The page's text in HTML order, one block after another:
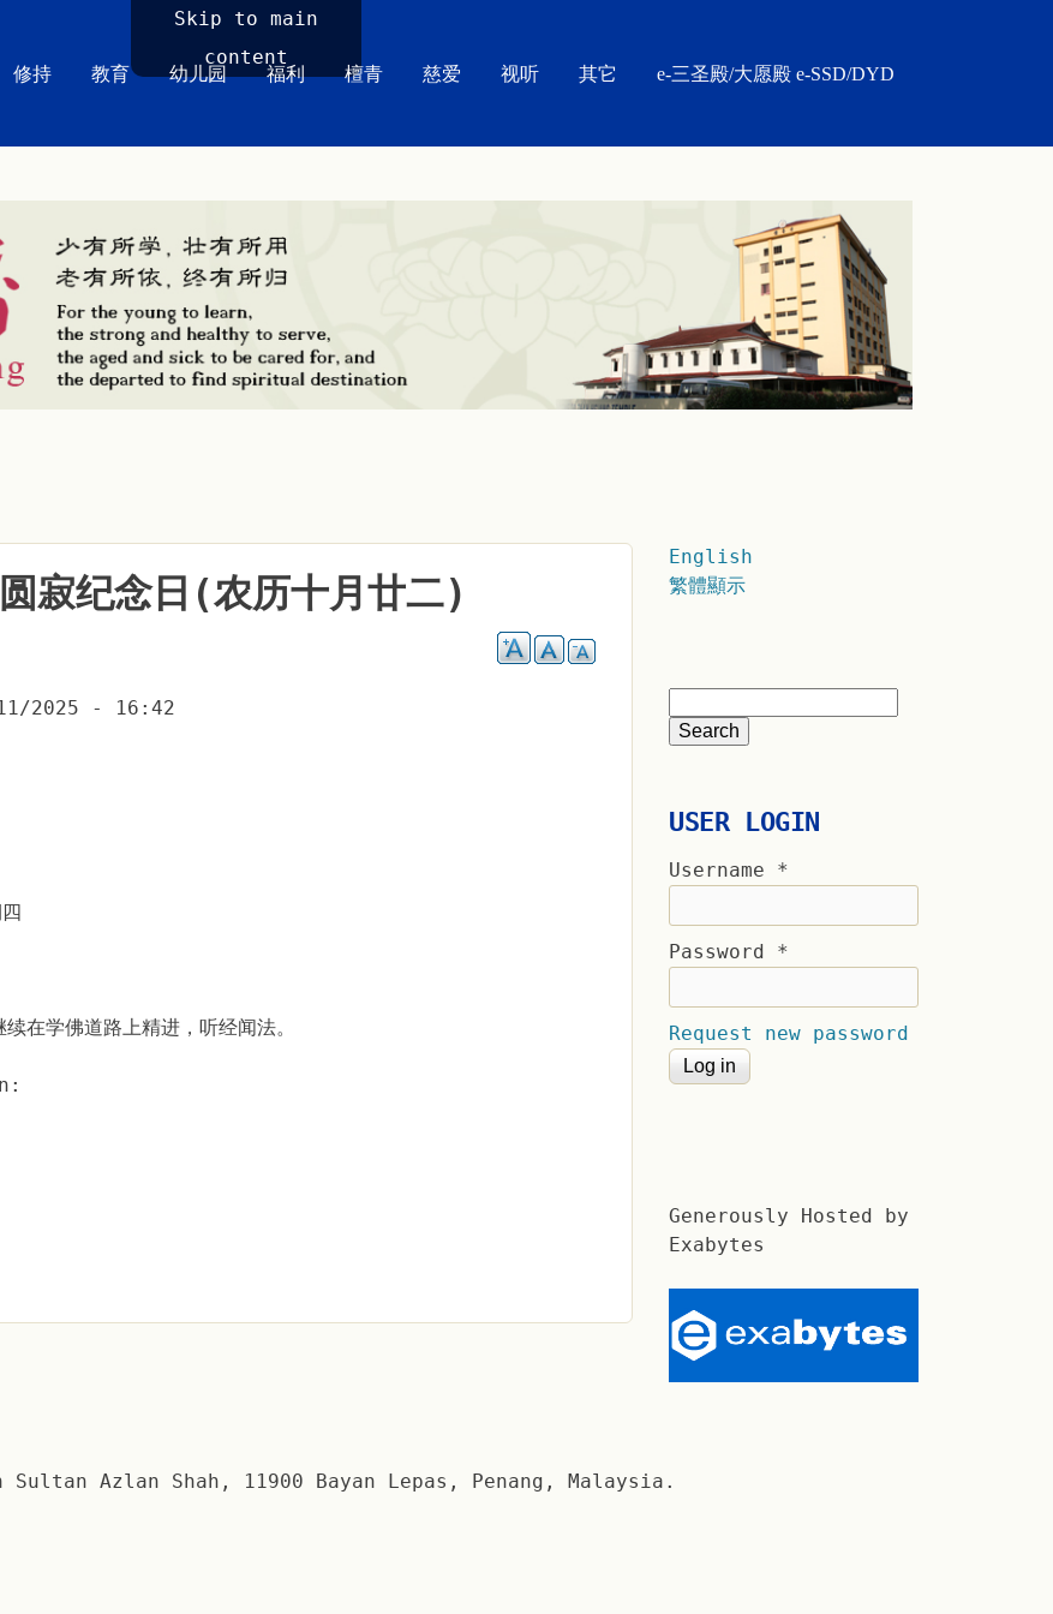
Skip to main
content
修持 教育 幼儿园 福利 檀青 慈爱 视听 其它 e-三圣殿/大愿殿 e-SSD/DYD
寂纪念日(农历十月廿二)
2025 - 16:42
在学佛道路上精进，听经闻法。
English
繁體顯示
USER LOGIN
Username *
Password *
Request new password
Generously Hosted by
Exabytes
Sultan Azlan Shah, 11900 Bayan Lepas, Penang, Malaysia.